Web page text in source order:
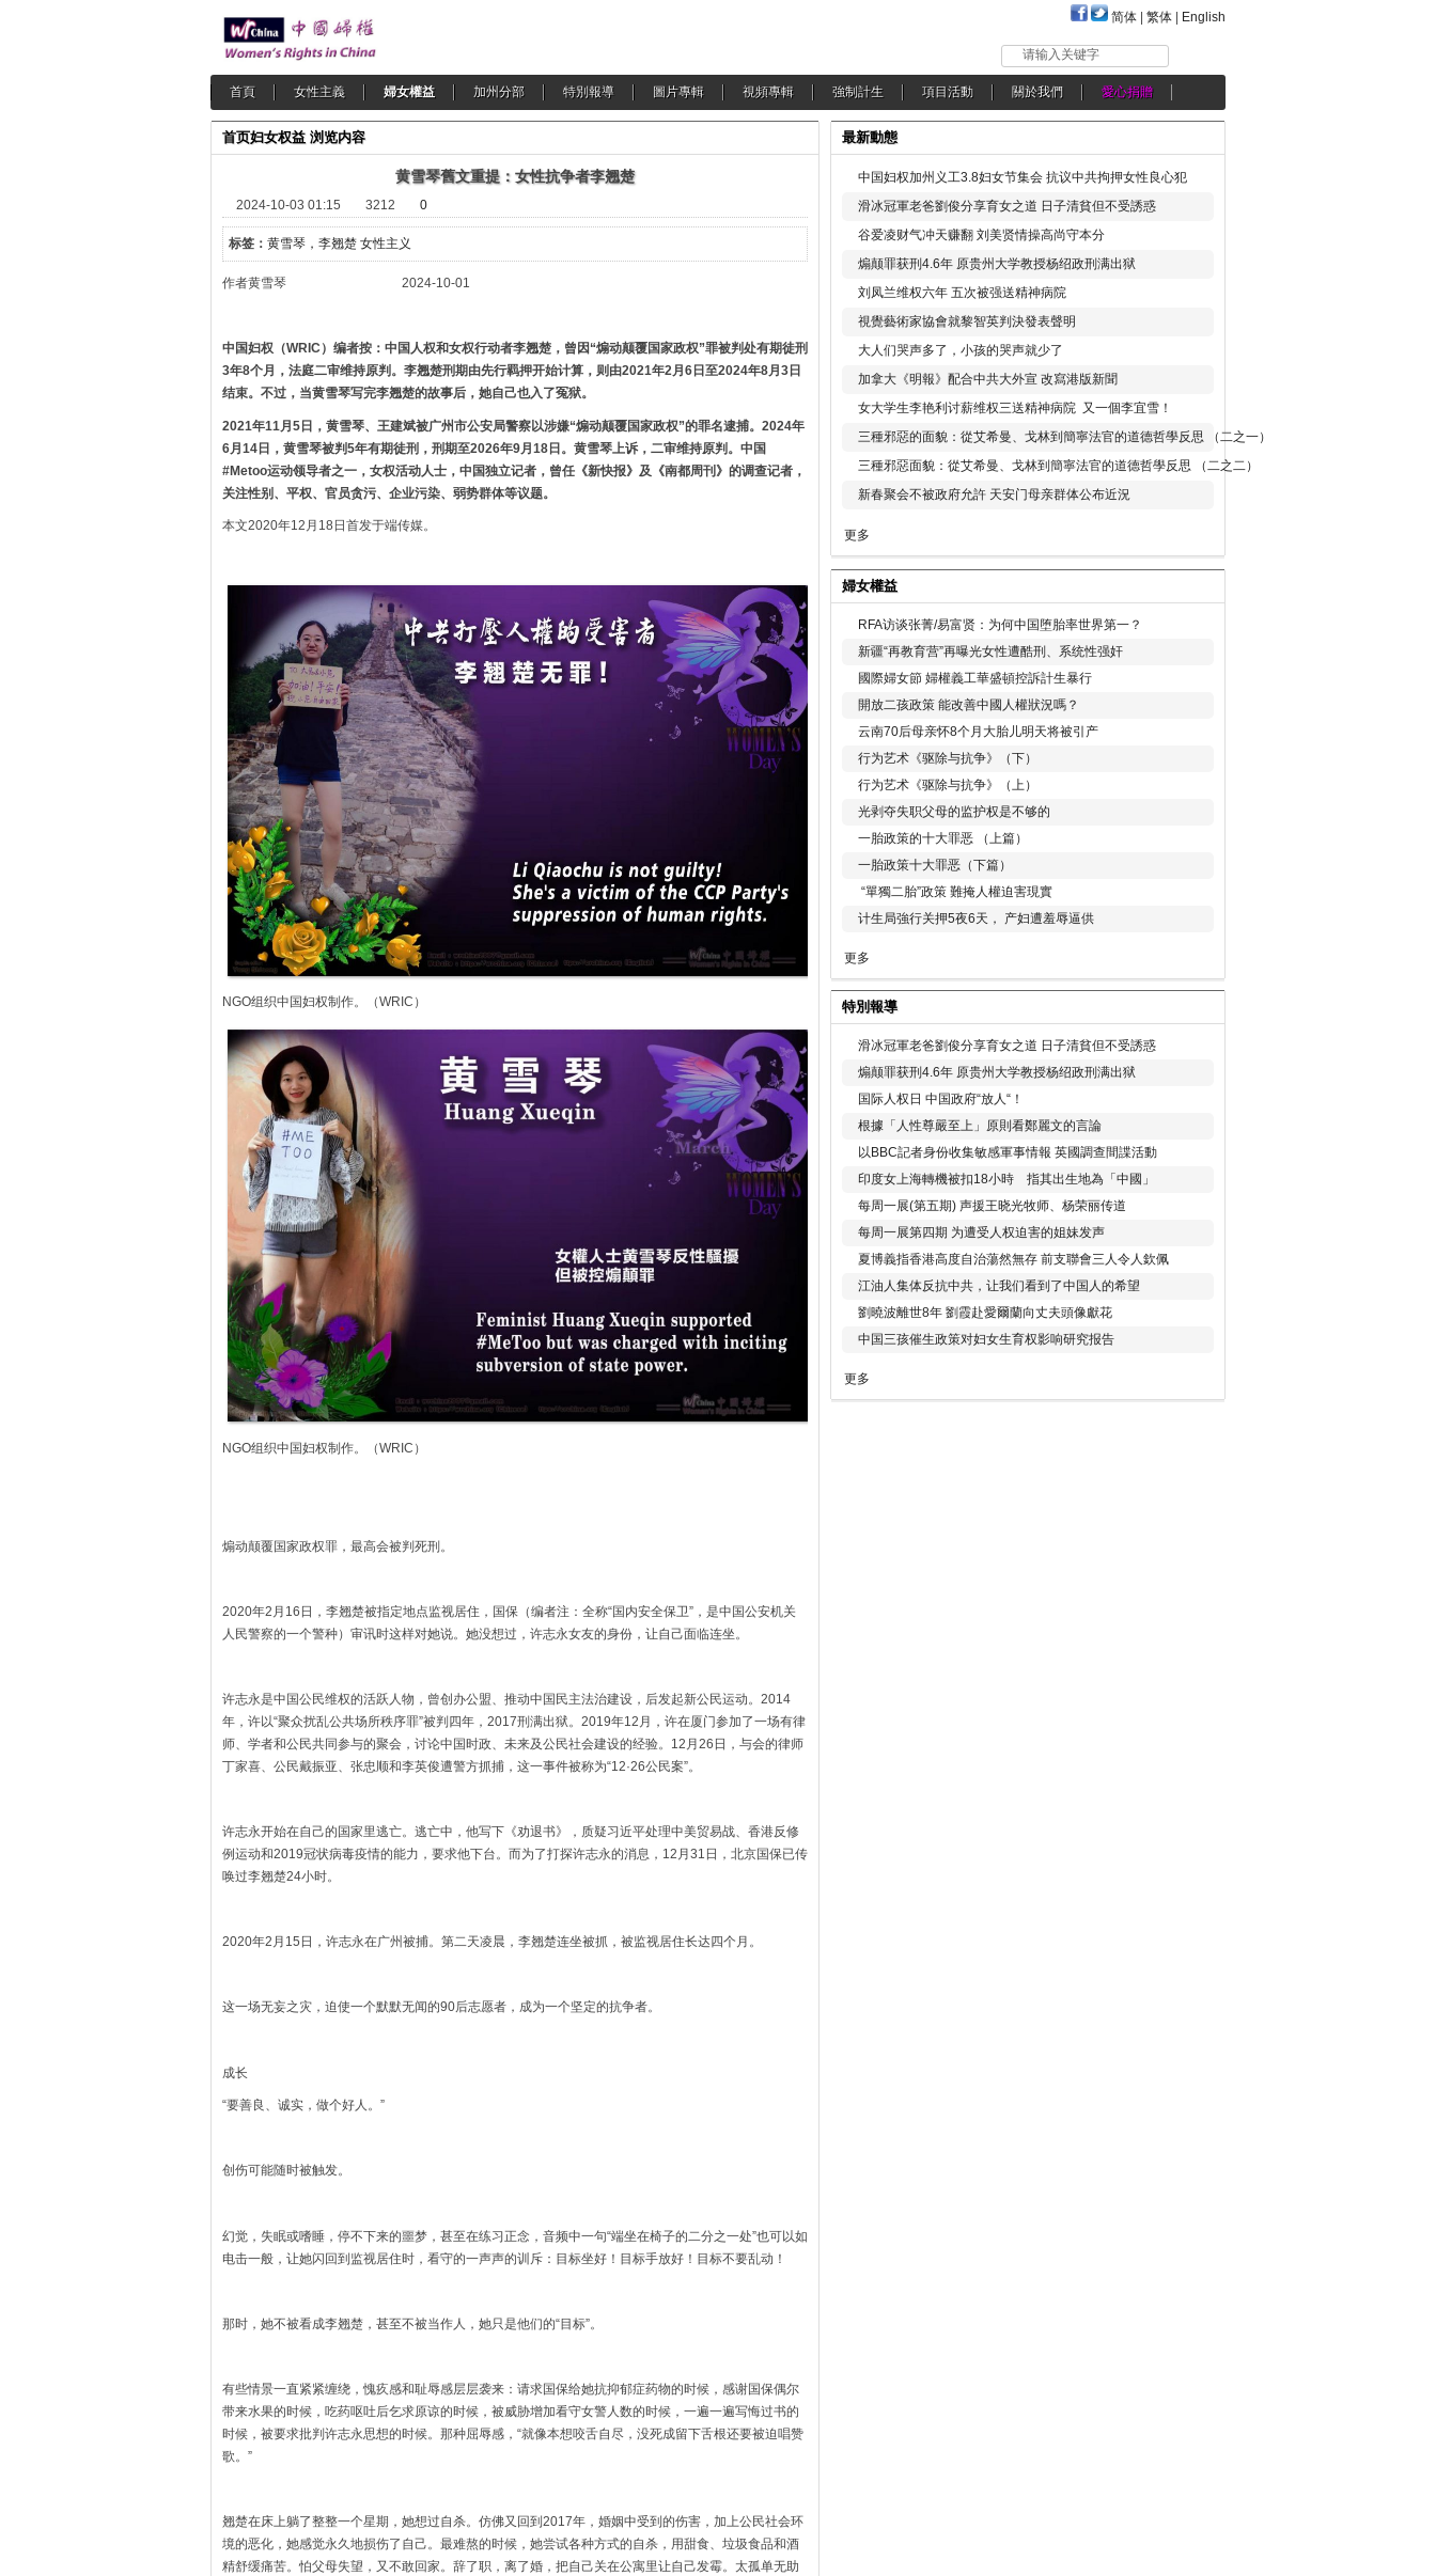
简体 繁体 English
请输入关键字
首頁 女性主義 婦女權益 加州分部 特別報導 圖片專輯 視頻專輯 強制計生 項目活動 關於我們 愛心捐贈
首页妇女权益 浏览内容
黄雪琴舊文重提：女性抗争者李翘楚
2024-10-03 01:15 3212 0
标签： 黄雪琴，李翘楚 女性主义
作者黄雪琴 2024-10-01
中国妇权（WRIC）编者按：中国人权和女权行动者李翘楚，曾因“煽动颠覆国家政权”罪被判处有期徒刑
3年8个月，法庭二审维持原判。李翘楚刑期由先行羁押开始计算，则由2021年2月6日至2024年8月3日
结束。不过，当黄雪琴写完李翘楚的故事后，她自己也入了冤狱。
2021年11月5日，黄雪琴、王建斌被广州市公安局警察以涉嫌“煽动颠覆国家政权”的罪名逮捕。2024年
6月14日，黄雪琴被判5年有期徒刑，刑期至2026年9月18日。黄雪琴上诉，二审维持原判。中国
#Metoo运动领导者之一，女权活动人士，中国独立记者，曾任《新快报》及《南都周刊》的调查记者，
关注性别、平权、官员贪污、企业污染、弱势群体等议题。
本文2020年12月18日首发于端传媒。
NGO组织中国妇权制作。（WRIC）
NGO组织中国妇权制作。（WRIC）
煽动颠覆国家政权罪，最高会被判死刑。
2020年2月16日，李翘楚被指定地点监视居住，国保（编者注：全称“国内安全保卫”，是中国公安机关
人民警察的一个警种）审讯时这样对她说。她没想过，许志永女友的身份，让自己面临连坐。
许志永是中国公民维权的活跃人物，曾创办公盟、推动中国民主法治建设，后发起新公民运动。2014
年，许以“聚众扰乱公共场所秩序罪”被判四年，2017刑满出狱。2019年12月，许在厦门参加了一场有律
师、学者和公民共同参与的聚会，讨论中国时政、未来及公民社会建设的经验。12月26日，与会的律师
丁家喜、公民戴振亚、张忠顺和李英俊遭警方抓捕，这一事件被称为“12·26公民案”。
许志永开始在自己的国家里逃亡。逃亡中，他写下《劝退书》，质疑习近平处理中美贸易战、香港反修
例运动和2019冠状病毒疫情的能力，要求他下台。而为了打探许志永的消息，12月31日，北京国保已传
唤过李翘楚24小时。
2020年2月15日，许志永在广州被捕。第二天凌晨，李翘楚连坐被抓，被监视居住长达四个月。
这一场无妄之灾，迫使一个默默无闻的90后志愿者，成为一个坚定的抗争者。
成长
“要善良、诚实，做个好人。”
创伤可能随时被触发。
幻觉，失眠或嗜睡，停不下来的噩梦，甚至在练习正念，音频中一句“端坐在椅子的二分之一处”也可以如
电击一般，让她闪回到监视居住时，看守的一声声的训斥：目标坐好！目标手放好！目标不要乱动！
那时，她不被看成李翘楚，甚至不被当作人，她只是他们的“目标”。
有些情景一直紧紧缠绕，愧疚感和耻辱感层层袭来：请求国保给她抗抑郁症药物的时候，感谢国保偶尔
带来水果的时候，吃药呕吐后乞求原谅的时候，被威胁增加看守女警人数的时候，一遍一遍写悔过书的
时候，被要求批判许志永思想的时候。那种屈辱感，“就像本想咬舌自尽，没死成留下舌根还要被迫唱赞
歌。”
翘楚在床上躺了整整一个星期，她想过自杀。仿佛又回到2017年，婚姻中受到的伤害，加上公民社会环
境的恶化，她感觉永久地损伤了自己。最难熬的时候，她尝试各种方式的自杀，用甜食、垃圾食品和酒
精舒缓痛苦。怕父母失望，又不敢回家。辞了职，离了婚，把自己关在公寓里让自己发霉。太孤单无助
最新動態
中国妇权加州义工3.8妇女节集会 抗议中共拘押女性良心犯
滑冰冠軍老爸劉俊分享育女之道 日子清貧但不受誘惑
谷爱凌财气冲天赚翻 刘美贤情操高尚守本分
煽颠罪获刑4.6年 原贵州大学教授杨绍政刑满出狱
刘凤兰维权六年 五次被强送精神病院
視覺藝術家協會就黎智英判決發表聲明
大人们哭声多了，小孩的哭声就少了
加拿大《明報》配合中共大外宣 改寫港版新聞
女大学生李艳利讨薪维权三送精神病院 又一個李宜雪！
三種邪惡的面貌：從艾希曼、戈林到簡寧法官的道德哲學反思 （二之一）
三種邪惡面貌：從艾希曼、戈林到簡寧法官的道德哲學反思 （二之二）
新春聚会不被政府允許 天安门母亲群体公布近況
更多
婦女權益
RFA访谈张菁/易富贤：为何中国堕胎率世界第一？
新疆“再教育营”再曝光女性遭酷刑、系统性强奸
國際婦女節 婦權義工華盛頓控訴計生暴行
開放二孩政策 能改善中國人權狀況嗎？
云南70后母亲怀8个月大胎儿明天将被引产
行为艺术《驱除与抗争》（下）
行为艺术《驱除与抗争》（上）
光剥夺失职父母的监护权是不够的
一胎政策的十大罪恶 （上篇）
一胎政策十大罪恶（下篇）
“單獨二胎”政策 難掩人權迫害現實
计生局強行关押5夜6天， 产妇遭羞辱逼供
更多
特別報導
滑冰冠軍老爸劉俊分享育女之道 日子清貧但不受誘惑
煽颠罪获刑4.6年 原贵州大学教授杨绍政刑满出狱
国际人权日 中国政府“放人“！
根據「人性尊嚴至上」原則看鄭麗文的言論
以BBC記者身份收集敏感軍事情報 英國調查間諜活動
印度女上海轉機被扣18小時 指其出生地為「中國」
每周一展(第五期) 声援王晓光牧师、杨荣丽传道
每周一展第四期 为遭受人权迫害的姐妹发声
夏博義指香港高度自治蕩然無存 前支聯會三人令人欽佩
江油人集体反抗中共，让我们看到了中国人的希望
劉曉波離世8年 劉霞赴愛爾蘭向丈夫頭像獻花
中国三孩催生政策对妇女生育权影响研究报告
更多